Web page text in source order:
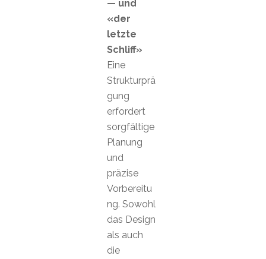
— und
«der
letzte
Schliff»
Eine
Strukturprä
gung
erfordert
sorgfältige
Planung
und
präzise
Vorbereitu
ng. Sowohl
das Design
als auch
die